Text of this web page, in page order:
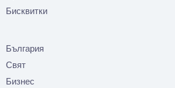
Бисквитки
България
Свят
Бизнес